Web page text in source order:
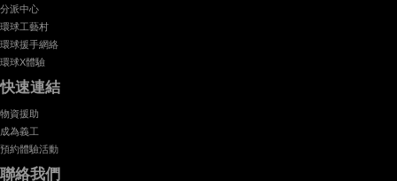
分派中心
環球工藝村
環球援手網絡
環球X體驗
快速連結
物資援助
成為義工
預約體驗活動
聯絡我們